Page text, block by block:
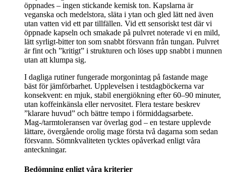
öppnades – ingen stickande kemisk ton. Kapslarna är
veganska och medelstora, släta i ytan och gled lätt ned även
utan vatten vid ett par tillfällen. Vid ett sensoriskt test där vi
öppnade kapseln och smakade på pulvret noterade vi en mild,
lätt syrligt-bitter ton som snabbt försvann från tungan. Pulvret
är fint och ”kritigt” i strukturen och löses upp snabbt i munnen
utan att klumpa sig.
I dagliga rutiner fungerade morgonintag på fastande mage
bäst för jämförbarhet. Upplevelsen i testdagböckerna var
konsekvent: en mjuk, stabil energiökning efter 60–90 minuter,
utan koffeinkänsla eller nervositet. Flera testare beskrev
”klarare huvud” och bättre tempo i förmiddagsarbete.
Mag-/tarmtoleransen var överlag god – en testare upplevde
lättare, övergående orolig mage första två dagarna som sedan
försvann. Sömnkvaliteten tycktes opåverkad enligt våra
anteckningar.
Bedömning enligt våra kriterier